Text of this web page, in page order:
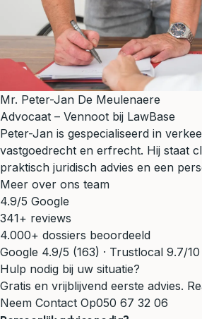
Mr. Peter-Jan De Meulenaere
Advocaat – Vennoot bij LawBase
Peter-Jan is gespecialiseerd in
vastgoedrecht en erfrecht. Hij staat
praktisch juridisch advies en een
Meer over ons team
4.9/5 Google
341+ reviews
4.000+ dossiers beoordeeld
Google 4.9/5 (163) · Trustlocal 9.7/
Hulp nodig bij uw situatie?
Gratis en vrijblijvend eerste advies.
Neem Contact Op050 67 32 06